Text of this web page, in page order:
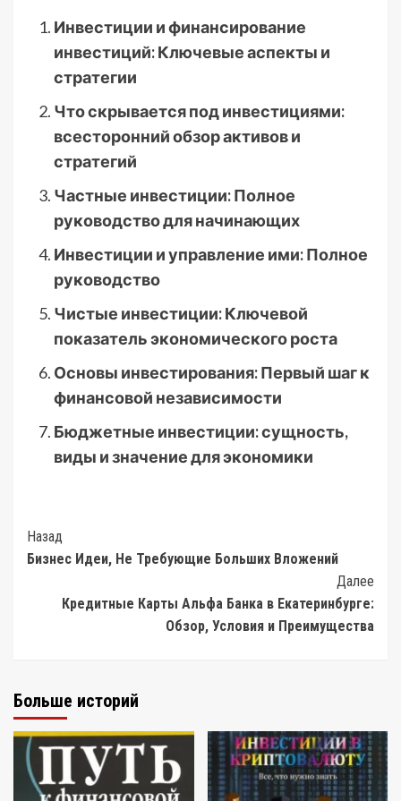
Инвестиции и финансирование
инвестиций: Ключевые аспекты и
стратегии
Что скрывается под инвестициями:
всесторонний обзор активов и
стратегий
Частные инвестиции: Полное
руководство для начинающих
Инвестиции и управление ими: Полное
руководство
Чистые инвестиции: Ключевой
показатель экономического роста
Основы инвестирования: Первый шаг к
финансовой независимости
Бюджетные инвестиции: сущность,
виды и значение для экономики
Post
Navigation
Назад
Бизнес Идеи, Не Требующие Больших Вложений
Далее
Кредитные Карты Альфа Банка в Екатеринбурге:
Обзор, Условия и Преимущества
Больше историй